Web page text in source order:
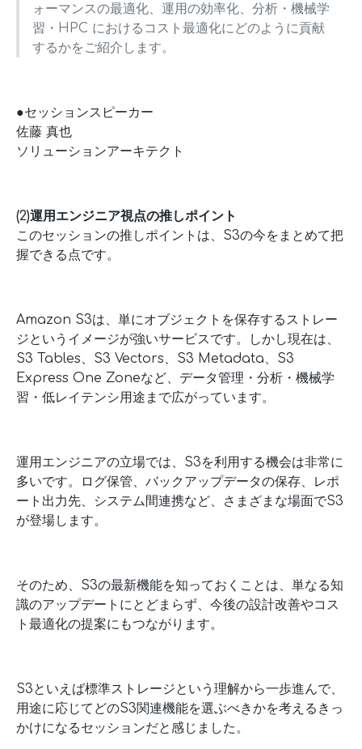
ォーマンスの最適化、運用の効率化、分析・機械学
習・HPC におけるコスト最適化にどのように貢献
するかをご紹介します。
●セッションスピーカー
佐藤 真也
ソリューションアーキテクト
(2)運用エンジニア視点の推しポイント
このセッションの推しポイントは、S3の今をまとめて把
握できる点です。
Amazon S3は、単にオブジェクトを保存するストレー
ジというイメージが強いサービスです。しかし現在は、
S3 Tables、S3 Vectors、S3 Metadata、S3
Express One Zoneなど、データ管理・分析・機械学
習・低レイテンシ用途まで広がっています。
運用エンジニアの立場では、S3を利用する機会は非常に
多いです。ログ保管、バックアップデータの保存、レポ
ート出力先、システム間連携など、さまざまな場面でS3
が登場します。
そのため、S3の最新機能を知っておくことは、単なる知
識のアップデートにとどまらず、今後の設計改善やコス
ト最適化の提案にもつながります。
S3といえば標準ストレージという理解から一歩進んで、
用途に応じてどのS3関連機能を選ぶべきかを考えるきっ
かけになるセッションだと感じました。